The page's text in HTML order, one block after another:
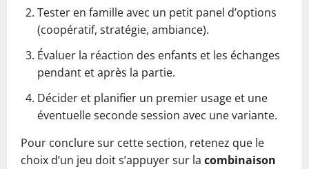
Tester en famille avec un petit panel d’options
(coopératif, stratégie, ambiance).
Évaluer la réaction des enfants et les échanges
pendant et après la partie.
Décider et planifier un premier usage et une
éventuelle seconde session avec une variante.
Pour conclure sur cette section, retenez que le
choix d’un jeu doit s’appuyer sur la combinaison